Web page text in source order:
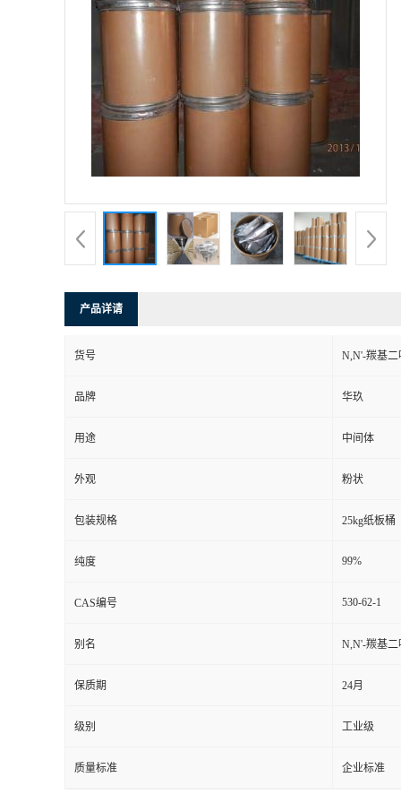
产品详请
货号 N,N'-羰基二
品牌 华玖
用途 中间体
外观 粉状
包装规格 25kg纸板桶
纯度 99%
CAS编号 530-62-1
别名 N,N'-羰基二
保质期 24月
级别 工业级
质量标准 企业标准